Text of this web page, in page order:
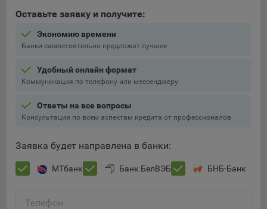
Оставьте заявку и получите:
Экономию времени
Банки самостоятельно предложат лучшее
Удобный онлайн формат
Коммуникация по телефону или мессенджеру
Ответы на все вопросы
Консультация по всем аспектам кредита от профессионалов
Заявка будет направлена в банки:
МТбанк Банк БелВЭБ БНБ-Банк
Телефон